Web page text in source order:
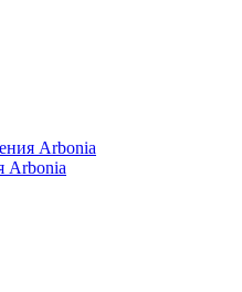
Arbonia
Arbonia